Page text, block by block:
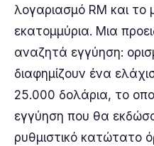
λογαριασμό RM και το
εκατομμύρια. Μια
αναζητά εγγύηση:
διαφημίζουν ένα
25.000 δολάρια, το
εγγύηση που θα
ρυθμιστικό κατώτατο